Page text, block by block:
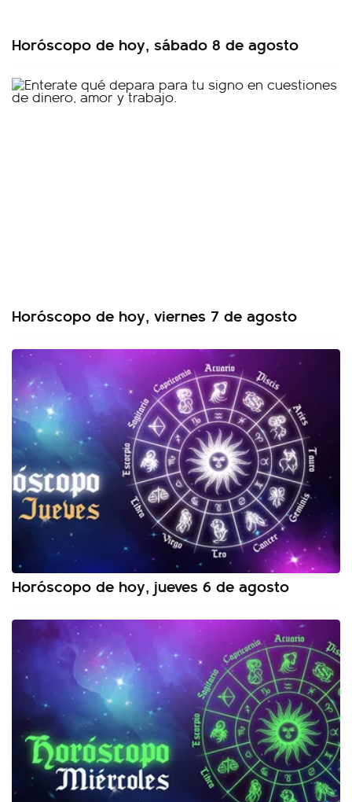
Horóscopo de hoy, sábado 8 de agosto
Horóscopo de hoy, viernes 7 de agosto
Horóscopo de hoy, jueves 6 de agosto